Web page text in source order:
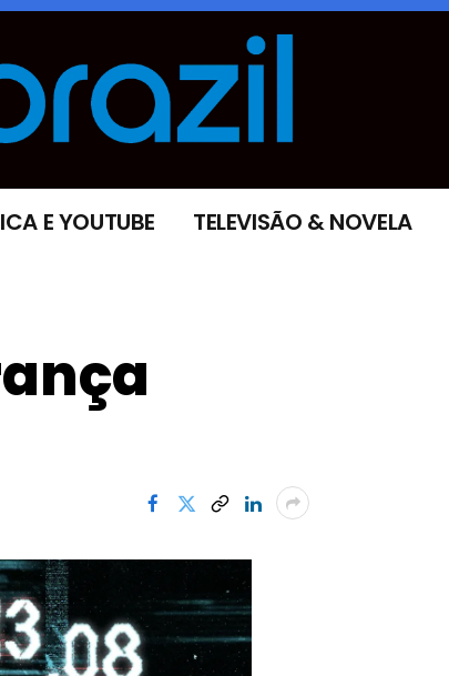
E YOUTUBE TELEVISÃO & NOVELA